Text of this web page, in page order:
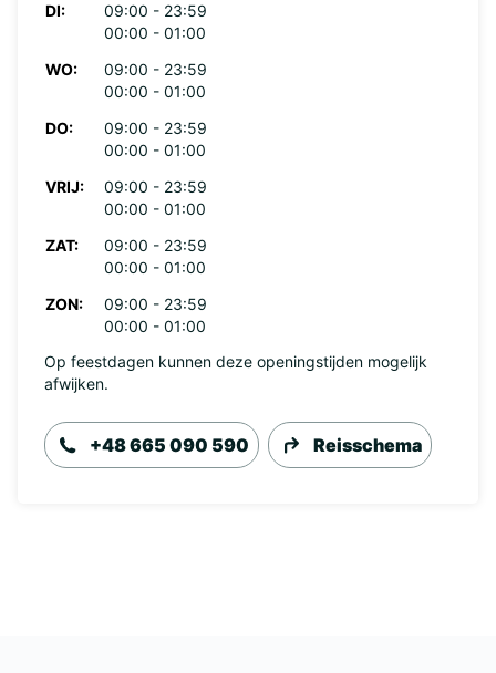
DI:
09:00 - 23:59
00:00 - 01:00
WO:
09:00 - 23:59
00:00 - 01:00
DO:
09:00 - 23:59
00:00 - 01:00
VRIJ:
09:00 - 23:59
00:00 - 01:00
ZAT:
09:00 - 23:59
00:00 - 01:00
ZON:
09:00 - 23:59
00:00 - 01:00
Op feestdagen kunnen deze openingstijden mogelijk
afwijken.
+48 665 090 590 Reisschema